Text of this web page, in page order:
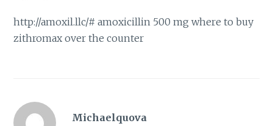
http://amoxil.llc/# amoxicillin 500 mg where to buy
zithromax over the counter
Michaelquova